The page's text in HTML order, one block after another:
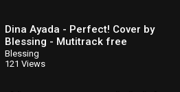
Dina Ayada - Perfect! Cover by
Blessing - Mutitrack free
download
Blessing
121 Views